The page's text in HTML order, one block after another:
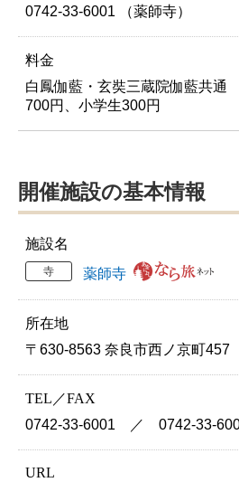
0742-33-6001 （薬師寺）
料金
白鳳伽藍・玄奘三蔵院伽藍共
700円、小学生300円
開催施設の基本情報
施設名
寺 薬師寺
所在地
〒630-8563 奈良市西ノ京町457
TEL／FAX
0742-33-6001 ／ 0742-33-
URL